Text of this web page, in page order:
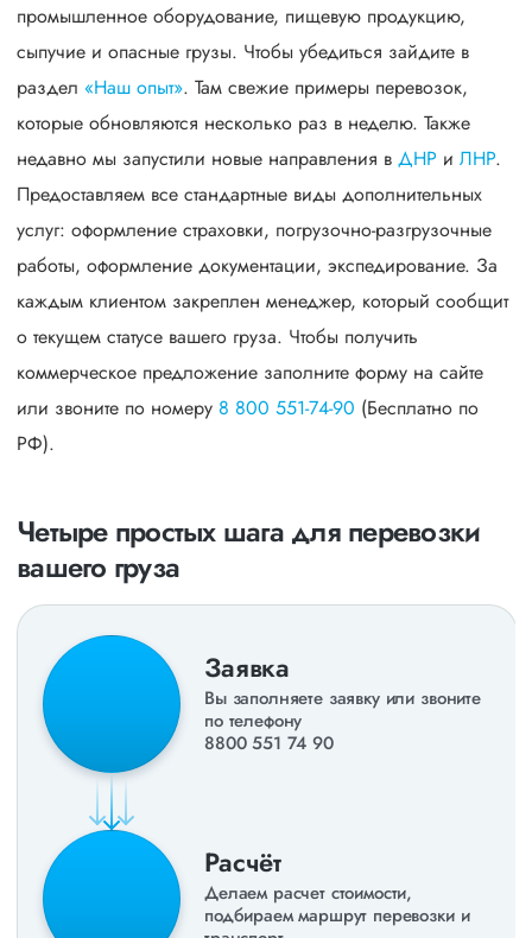
промышленное оборудование, пищевую продукцию,
сыпучие и опасные грузы. Чтобы убедиться зайдите в
раздел «Наш опыт». Там свежие примеры перевозок,
которые обновляются несколько раз в неделю. Также
недавно мы запустили новые направления в ДНР и ЛНР.
Предоставляем все стандартные виды дополнительных
услуг: оформление страховки, погрузочно-разгрузочные
работы, оформление документации, экспедирование. За
каждым клиентом закреплен менеджер, который сообщит
о текущем статусе вашего груза. Чтобы получить
коммерческое предложение заполните форму на сайте
или звоните по номеру 8 800 551-74-90 (Бесплатно по
РФ).
Четыре простых шага для перевозки
вашего груза
Заявка
Вы заполняете заявку или звоните
по телефону
8800 551 74 90
Расчёт
Делаем расчет стоимости,
подбираем маршрут перевозки и